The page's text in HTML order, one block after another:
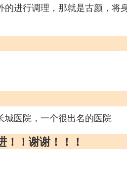
进行调理，那就是古颜，将
城医院，一个很出名的医院
！谢谢！！！